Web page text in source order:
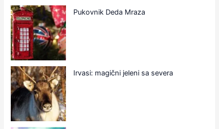
Pukovnik Deda Mraza
Irvasi: magični jeleni sa severa